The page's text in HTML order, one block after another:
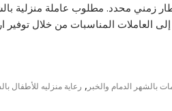
زمني محدد. مطلوب عاملة منزلية
العاملات المناسبات من خلال توفير
بالشهر الدمام والخبر , رعاية منزليه للأطفال